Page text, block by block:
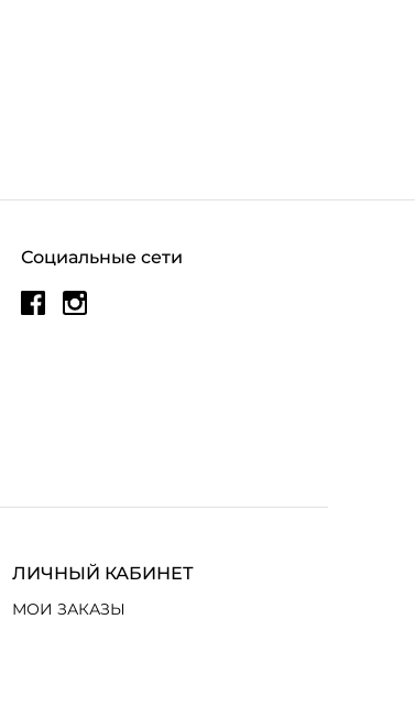
Социальные сети
ЛИЧНЫЙ КАБИНЕТ
МОИ ЗАКАЗЫ